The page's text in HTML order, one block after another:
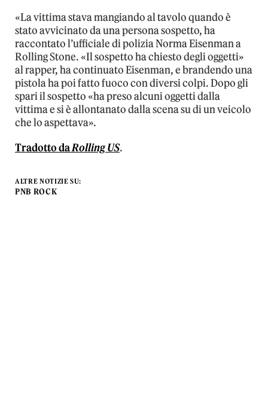
«La vittima stava mangiando al tavolo quando è
stato avvicinato da una persona sospetto, ha
raccontato l’ufficiale di polizia Norma Eisenman a
Rolling Stone. «Il sospetto ha chiesto degli oggetti»
al rapper, ha continuato Eisenman, e brandendo una
pistola ha poi fatto fuoco con diversi colpi. Dopo gli
spari il sospetto «ha preso alcuni oggetti dalla
vittima e si è allontanato dalla scena su di un veicolo
che lo aspettava».
Tradotto daRolling US.
ALTRE NOTIZIE SU:
PNB ROCK